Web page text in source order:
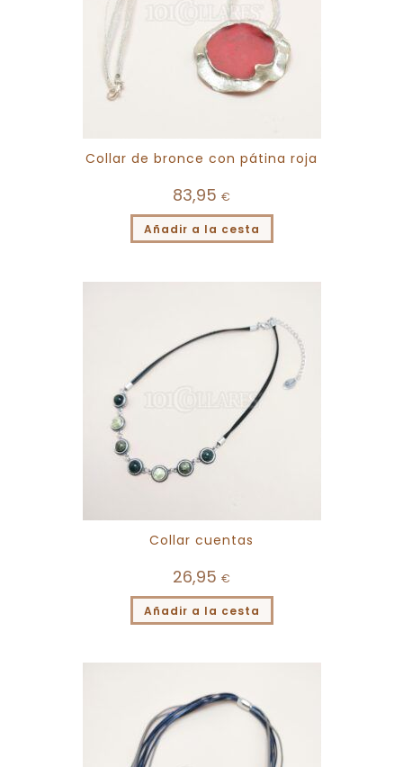
Collar de bronce con pátina roja
83,95 €
Añadir a la cesta
Collar cuentas
26,95 €
Añadir a la cesta